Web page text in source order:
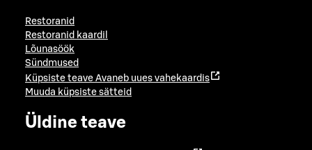
Restoranid
Restoranid kaardil
Lõunasöök
Sündmused
Küpsiste teave Avaneb uues vahekaardis
Muuda küpsiste sätteid
Üldine teave